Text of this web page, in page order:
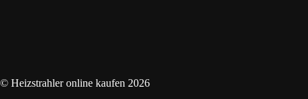
© Heizstrahler online kaufen 2026